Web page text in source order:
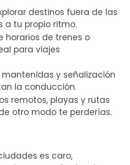
destinos fuera de las
a tu propio ritmo.
horarios de trenes o
para viajes
y señalización
la conducción.
remotos, playas y rutas
otro modo te perderías.
es caro,